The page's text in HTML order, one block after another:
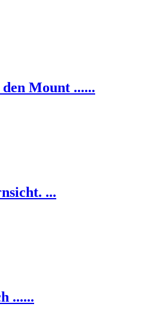
Mount ......
...
......